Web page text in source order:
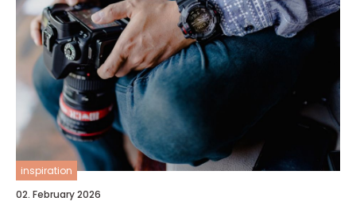
inspiration
02. February 2026